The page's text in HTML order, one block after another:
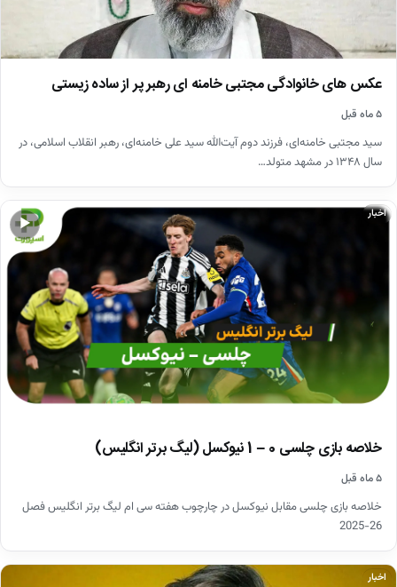
عکس های خانوادگی مجتبی خامنه ای رهبر پر از ساده زیستی
۵ ماه قبل
سید مجتبی خامنه‌ای، فرزند دوم آیت‌الله سید علی خامنه‌ای، رهبر انقلاب اسلامی، در
سال ۱۳۴۸ در مشهد متولد…
▶
اخبار
خلاصه بازی چلسی 0 – 1 نیوکسل (لیگ برتر انگلیس)
۵ ماه قبل
خلاصه بازی چلسی مقابل نیوکسل در چارچوب هفته سی ام لیگ برتر انگلیس فصل
26-2025
اخبار